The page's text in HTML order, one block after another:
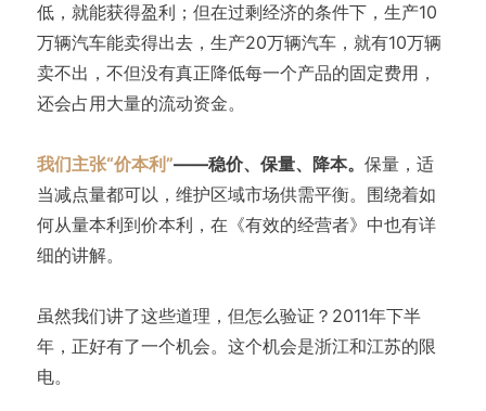
低，就能获得盈利；但在过剩经济的条件下，生产10
万辆汽车能卖得出去，生产20万辆汽车，就有10万辆
卖不出，不但没有真正降低每一个产品的固定费用，
还会占用大量的流动资金。
我们主张“价本利”——稳价、保量、降本。 保量，适
当减点量都可以，维护区域市场供需平衡。围绕着如
何从量本利到价本利，在《有效的经营者》中也有详
细的讲解。
虽然我们讲了这些道理，但怎么验证？2011年下半
年，正好有了一个机会。这个机会是浙江和江苏的限
电。